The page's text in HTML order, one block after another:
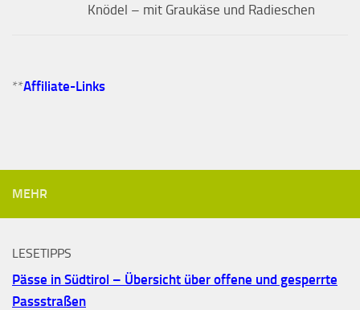
Knödel – mit Graukäse und Radieschen
**Affiliate-Links
MEHR
LESETIPPS
Pässe in Südtirol – Übersicht über offene und gesperrte
Passstraßen